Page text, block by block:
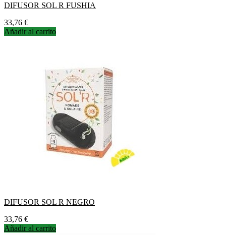
DIFUSOR SOL R FUSHIA
Precio
33,76 €
Añadir al carrito
DIFUSOR SOL R NEGRO
Precio
33,76 €
Añadir al carrito